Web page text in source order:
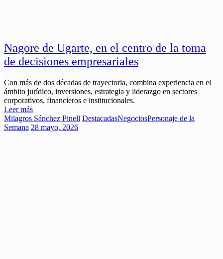
Nagore de Ugarte, en el centro de la toma
de decisiones empresariales
Con más de dos décadas de trayectoria, combina experiencia en el
ámbito jurídico, inversiones, estrategia y liderazgo en sectores
corporativos, financieros e institucionales.
Leer más
Milagros Sánchez Pinell DestacadasNegociosPersonaje de la
Semana 28 mayo, 2026